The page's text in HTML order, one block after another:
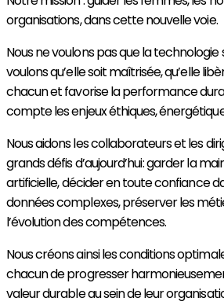
organisations, dans cette nouvelle voie. ​
Nous ne voulons pas que la technologie
voulonsqu’elle soit maîtrisée,qu’elle libè
chacun et favorise la performance
compte les enjeux éthiques,
Nous aidons les collaborateurs et les
grands défisd’aujourd’hui: garder la
artificielle, décider en toute confiance
données complexes, préserver les
l’évolution descompétences.
Nous créons ainsi les conditions
chacun de progresser
valeur durable au sein de leur